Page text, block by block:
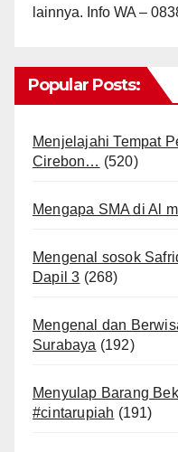
lainnya. Info WA –
Popular Posts:
Menjelajahi Tempat
Cirebon… (520)
Mengapa SMA di Al
Mengenal sosok
Dapil 3 (268)
Mengenal dan
Surabaya (192)
Menyulap Barang
#cintarupiah (191)